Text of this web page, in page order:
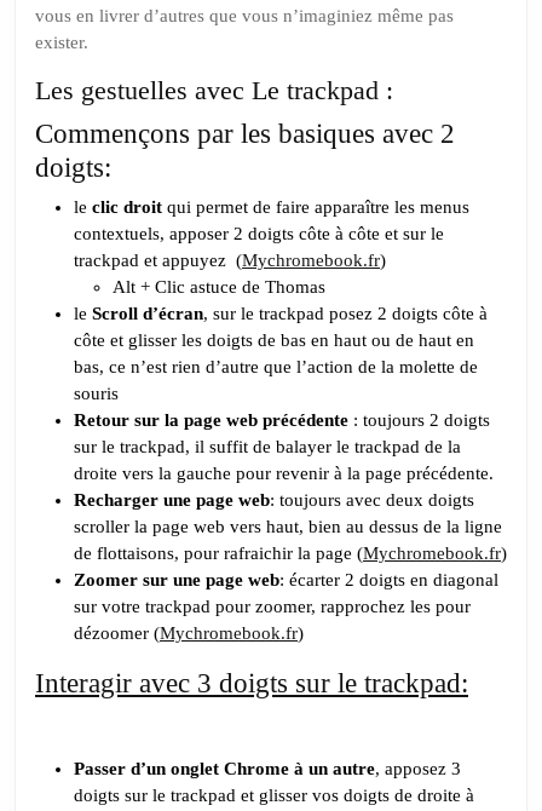
vous en livrer d’autres que vous n’imaginiez même pas
exister.
Les gestuelles avec Le trackpad :
Commençons par les basiques avec 2
doigts:
le clic droit qui permet de faire apparaître les menus
contextuels, apposer 2 doigts côte à côte et sur le
trackpad et appuyez (Mychromebook.fr)
Alt + Clic astuce de Thomas
le Scroll d’écran, sur le trackpad posez 2 doigts côte à
côte et glisser les doigts de bas en haut ou de haut en
bas, ce n’est rien d’autre que l’action de la molette de
souris
Retour sur la page web précédente : toujours 2 doigts
sur le trackpad, il suffit de balayer le trackpad de la
droite vers la gauche pour revenir à la page précédente.
Recharger une page web: toujours avec deux doigts
scroller la page web vers haut, bien au dessus de la ligne
de flottaisons, pour rafraichir la page (Mychromebook.fr)
Zoomer sur une page web: écarter 2 doigts en diagonal
sur votre trackpad pour zoomer, rapprochez les pour
dézoomer (Mychromebook.fr)
Interagir avec 3 doigts sur le trackpad:
Passer d’un onglet Chrome à un autre, apposez 3
doigts sur le trackpad et glisser vos doigts de droite à